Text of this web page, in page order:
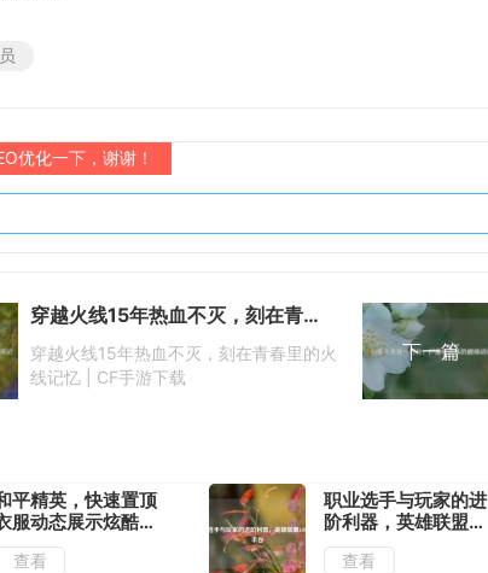
优化一下，谢谢！
穿越火线15年热血不灭，刻在青春里的火线记忆 | CF手游下载
穿越火线15年热血不灭，刻在青春里的火
线记忆 | CF手游下载
下一篇
平精英，快速置顶
服动态展示炫酷穿
搭攻略
查看
职业选手与玩家的进
阶利器，英雄联盟
LOL数据平台
查看